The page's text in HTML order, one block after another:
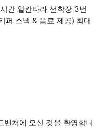
간 알칸타라 선착장 3번
퍼 스낵 & 음료 제공) 최대
벤처에 오신 것을 환영합니